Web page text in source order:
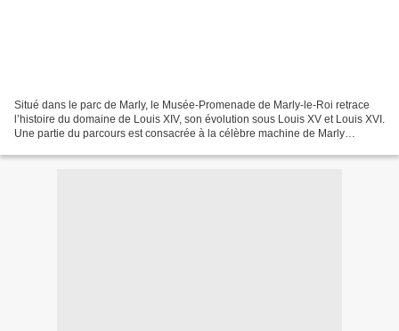
Situé dans le parc de Marly, le Musée-Promenade de Marly-le-Roi retrace
l’histoire du domaine de Louis XIV, son évolution sous Louis XV et Louis XVI.
Une partie du parcours est consacrée à la célèbre machine de Marly